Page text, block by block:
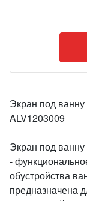
Экран под
ALV1203009
Экран под
-
обустройства
предназначена